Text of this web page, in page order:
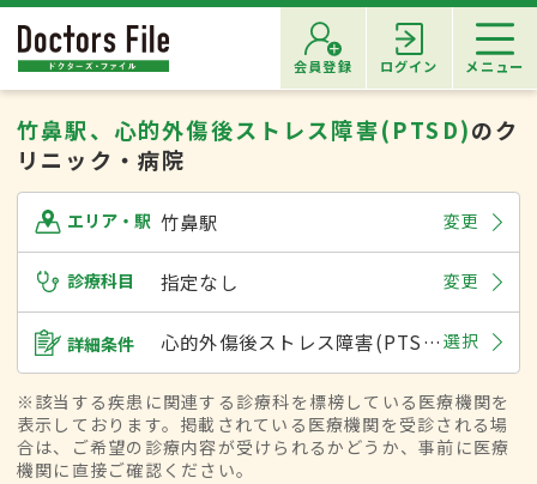
会員登録 ログイン メニュー
竹鼻駅、心的外傷後ストレス障害(PTSD)のク
リニック・病院
エリア・駅 竹鼻駅 変更
診療科目 指定なし 変更
詳細条件 心的外傷後ストレス障害(PTSD) 選択
※該当する疾患に関連する診療科を標榜している医療機関を
表示しております。掲載されている医療機関を受診される場
合は、ご希望の診療内容が受けられるかどうか、事前に医療
機関に直接ご確認ください。